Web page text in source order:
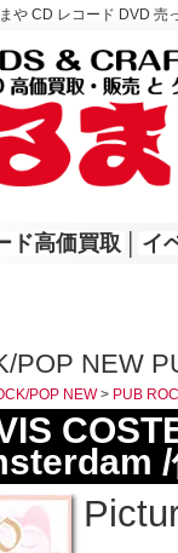
や CD レコード DVD
ド高価買取 イ
POP NEW
POP NEW> PUB
/